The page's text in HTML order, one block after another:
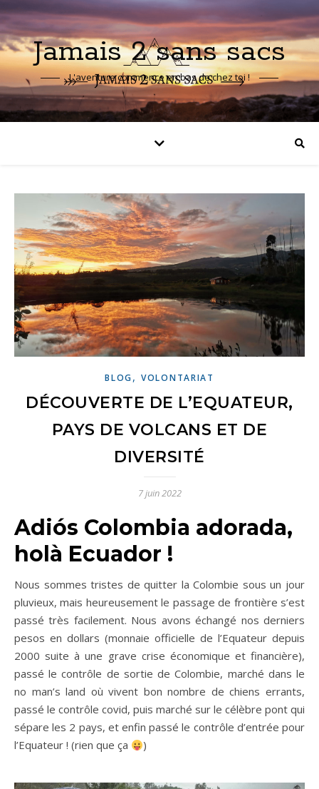
Jamais 2 sans sacs
L'aventure commence en bas de chez toi !
BLOG,VOLONTARIAT
DÉCOUVERTE DE L’EQUATEUR,
PAYS DE VOLCANS ET DE
DIVERSITÉ
7 juin 2022
Adiós Colombia adorada,
holà Ecuador !
Nous sommes tristes de quitter la Colombie sous un jour
pluvieux, mais heureusement le passage de frontière s’est
passé très facilement. Nous avons échangé nos derniers
pesos en dollars (monnaie officielle de l’Equateur depuis
2000 suite à une grave crise économique et financière),
passé le contrôle de sortie de Colombie, marché dans le
no man’s land où vivent bon nombre de chiens errants,
passé le contrôle covid, puis marché sur le célèbre pont qui
sépare les 2 pays, et enfin passé le contrôle d’entrée pour
l’Equateur ! (rien que ça
)